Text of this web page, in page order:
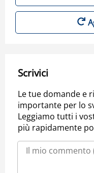
Scrivici
Le tue domande e
importante per lo
Leggiamo tutti i
più rapidamente